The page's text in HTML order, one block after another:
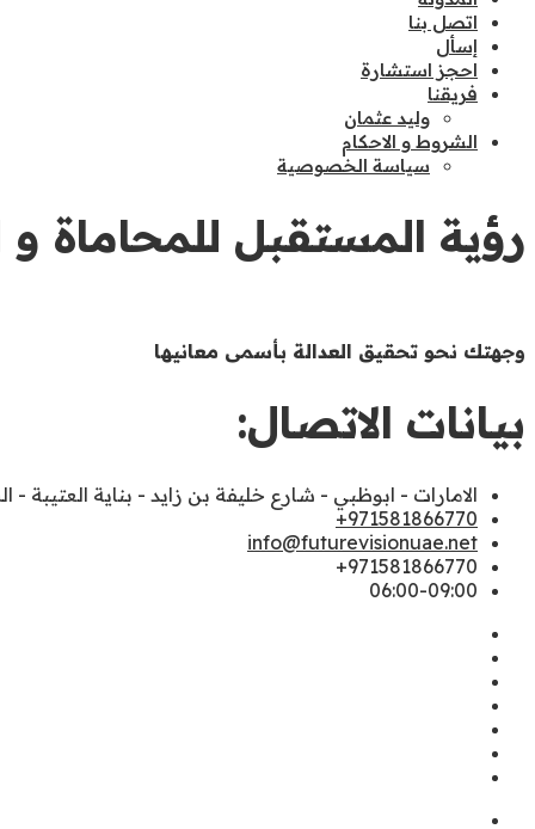
اتصل بنا
إسأل
احجز استشارة
فريقنا
وليد عثمان
الشروط و الاحكام
سياسة الخصوصية
رؤية المستقبل للمحاماة و
وجهتك نحو تحقيق العدالة بأسمى معانيها
بيانات الاتصال:
الامارات - ابوظبي - شارع خليفة بن زايد - بناية العتيبة -
971581866770+
info@futurevisionuae.net
971581866770+
06:00-09:00